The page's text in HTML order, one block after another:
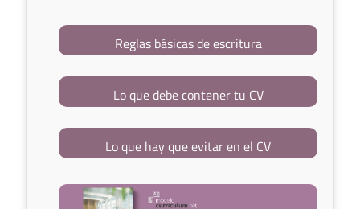
Reglas básicas de escritura
Lo que debe contener tu CV
Lo que hay que evitar en el CV